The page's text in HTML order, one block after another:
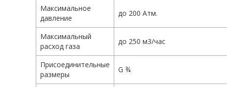
Максимальное
давление
до 200 Атм.
Максимальный
расход газа
до 250 м3/час
Присоединительные
размеры
G ¾